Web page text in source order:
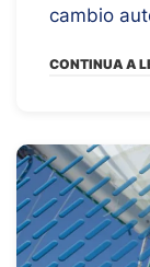
cambio
CONTINUA A